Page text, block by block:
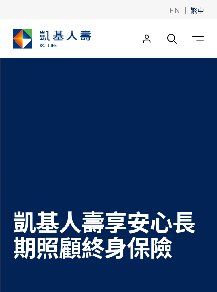
EN | 繁中
凱基人壽享安心長
期照顧終身保險